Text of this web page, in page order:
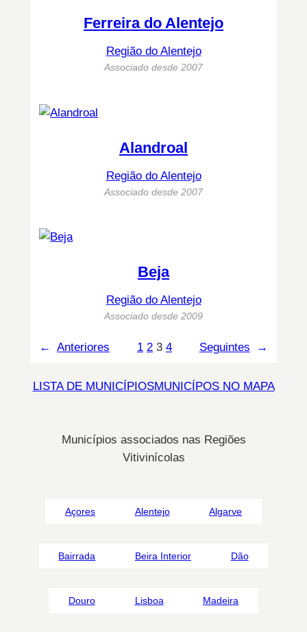
Ferreira do Alentejo
Região do Alentejo
Associado desde 2007
Alandroal
Região do Alentejo
Associado desde 2007
Beja
Região do Alentejo
Associado desde 2009
← Anteriores 1 2 3 4 Seguintes →
LISTA DE MUNICÍPIOSMUNICÍPOS NO MAPA
Municípios associados nas Regiões
Vitivinícolas
Açores Alentejo Algarve
Bairrada Beira Interior Dão
Douro Lisboa Madeira